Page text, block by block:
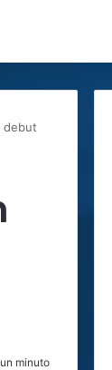
debut
minuto